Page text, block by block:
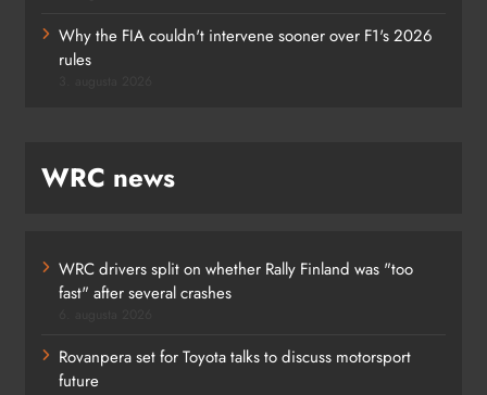
Why the FIA couldn't intervene sooner over F1's 2026
rules
WRC news
WRC drivers split on whether Rally Finland was "too
fast" after several crashes
Rovanpera set for Toyota talks to discuss motorsport
future